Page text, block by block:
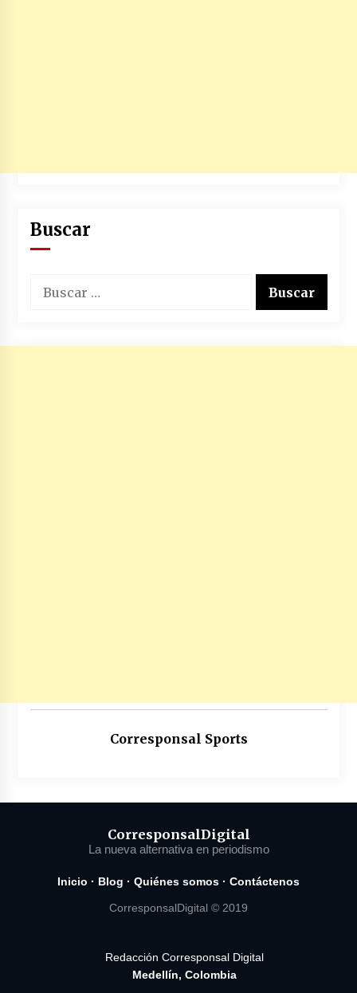
Buscar
Corresponsal Sports
CorresponsalDigital
La nueva alternativa en periodismo
Inicio · Blog · Quiénes somos · Contáctenos
CorresponsalDigital © 2019
Redacción Corresponsal Digital
Medellín, Colombia